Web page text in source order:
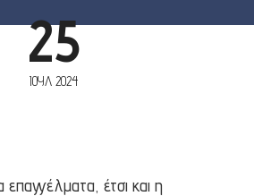
25
ΙΟΎΛ 2024
έτσι και η